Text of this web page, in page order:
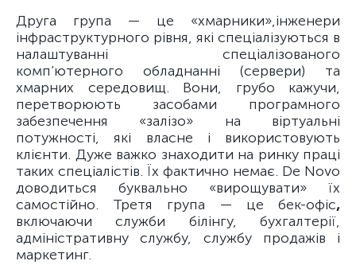
Друга група — це «хмарники»,інженери
інфраструктурного рівня, які спеціалізуються в
налаштуванні спеціалізованого
комп’ютерного обладнанні (сервери) та
хмарних середовищ. Вони, грубо кажучи,
перетворюють засобами програмного
забезпечення «залізо» на віртуальні
потужності, які власне і використовують
клієнти. Дуже важко знаходити на ринку праці
таких спеціалістів. Їх фактично немає. De Novo
доводиться буквально «вирощувати» їх
самостійно. Третя група — це бек-офіс,
включаючи служби білінгу, бухгалтерії,
адміністративну службу, службу продажів і
маркетинг.